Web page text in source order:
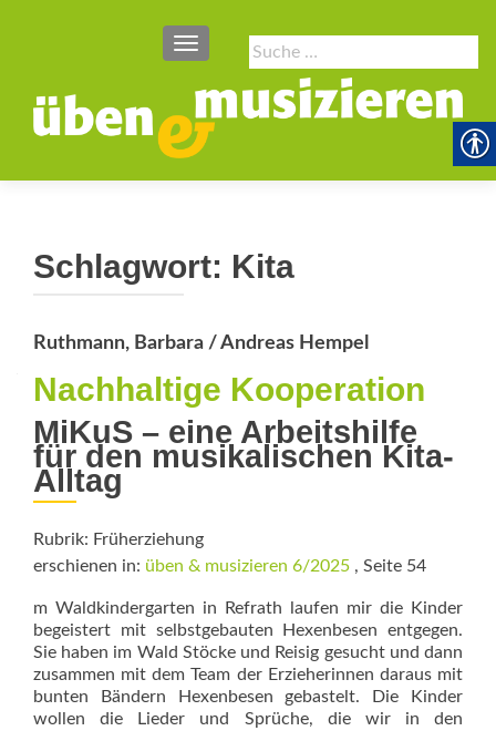
Suche
nach:
SCHALTE NAVIGATION
Schlagwort: Kita
Ruthmann, Barbara / Andreas Hempel
Nachhaltige Kooperation
MiKuS – eine Arbeitshilfe
für den musikalischen Kita-
Alltag
Rubrik: Früherziehung
erschienen in: üben & musizieren 6/2025 , Seite 54
m Waldkindergarten in Refrath laufen mir die Kinder
begeistert mit selbstgebauten Hexenbesen entgegen.
Sie haben im Wald Stöcke und Reisig gesucht und dann
zusammen mit dem Team der Erzieherinnen daraus mit
bunten Bändern Hexenbesen gebastelt. Die Kinder
wollen die Lieder und Sprüche, die wir in den